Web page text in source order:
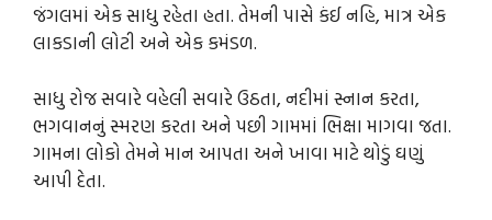
જંગલમાં એક સાધુ રહેતા હતા. તેમની પાસે કંઈ નહિ, માત્ર એક
લાકડાની લોટી અને એક કમંડળ.
સાધુ રોજ સવારે વહેલી સવારે ઉઠતા, નદીમાં સ્નાન કરતા,
ભગવાનનું સ્મરણ કરતા અને પછી ગામમાં ભિક્ષા માગવા જતા.
ગામના લોકો તેમને માન આપતા અને ખાવા માટે થોડું ઘણું
આપી દેતા.